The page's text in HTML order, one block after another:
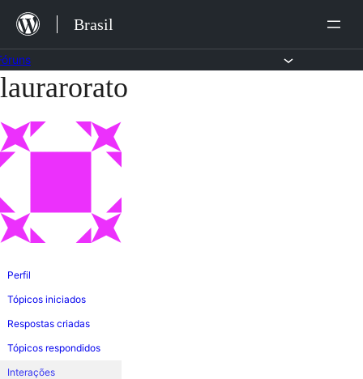
para
o
conteúdo
Brasil
Pular
o
conteúdo
laurarorato
Perfil
Tópicos iniciados
Respostas criadas
Tópicos respondidos
Interações